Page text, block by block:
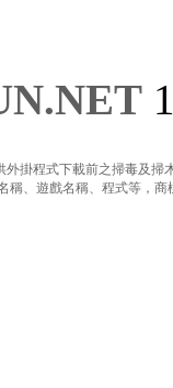
程式下載前之掃毒及掃
稱、遊戲名稱、程式等，